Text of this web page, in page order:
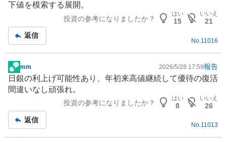
下値を模索する展開。
投資の参考になりましたか？
はい
15
いいえ
21
返信
No. 11016
掲
示
板
mm 2026/5/28 17:59報告
日銀の利上げ可能性あり、年初来高値継続して優待の復活
間違いなし頑張れ。
投資の参考になりましたか？
はい
8
いいえ
26
返信
No.11013